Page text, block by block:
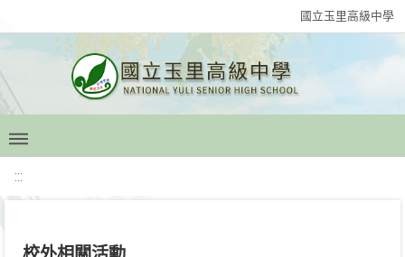
國立玉里高級中學
:::